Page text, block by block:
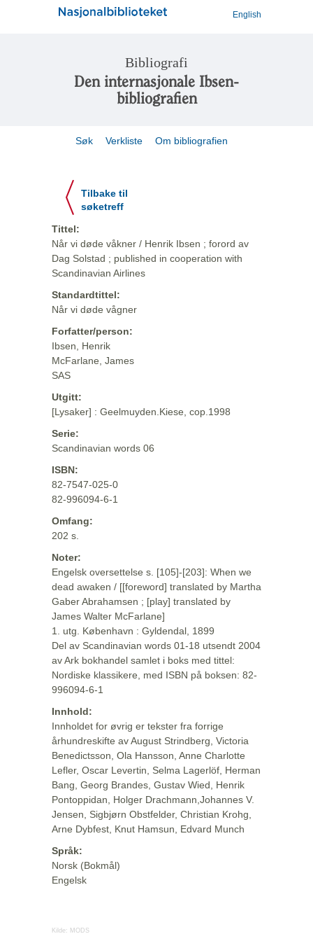
English
Bibliografi
Den internasjonale Ibsen-
bibliografien
Søk Verkliste Om bibliografien
Tilbake til
søketreff
Tittel:
Når vi døde våkner / Henrik Ibsen ; forord av
Dag Solstad ; published in cooperation with
Scandinavian Airlines
Standardtittel:
Når vi døde vågner
Forfatter/person:
Ibsen, Henrik
McFarlane, James
SAS
Utgitt:
[Lysaker] : Geelmuyden.Kiese, cop.1998
Serie:
Scandinavian words 06
ISBN:
82-7547-025-0
82-996094-6-1
Omfang:
202 s.
Noter:
Engelsk oversettelse s. [105]-[203]: When we
dead awaken / [[foreword] translated by Martha
Gaber Abrahamsen ; [play] translated by
James Walter McFarlane]
1. utg. København : Gyldendal, 1899
Del av Scandinavian words 01-18 utsendt 2004
av Ark bokhandel samlet i boks med tittel:
Nordiske klassikere, med ISBN på boksen: 82-
996094-6-1
Innhold:
Innholdet for øvrig er tekster fra forrige
århundreskifte av August Strindberg, Victoria
Benedictsson, Ola Hansson, Anne Charlotte
Lefler, Oscar Levertin, Selma Lagerlöf, Herman
Bang, Georg Brandes, Gustav Wied, Henrik
Pontoppidan, Holger Drachmann,Johannes V.
Jensen, Sigbjørn Obstfelder, Christian Krohg,
Arne Dybfest, Knut Hamsun, Edvard Munch
Språk:
Norsk (Bokmål)
Engelsk
Kilde: MODS